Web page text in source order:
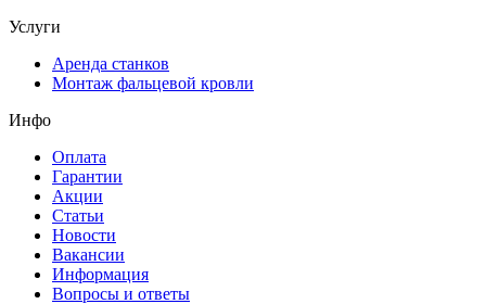
Услуги
Аренда станков
Монтаж фальцевой кровли
Инфо
Оплата
Гарантии
Акции
Статьи
Новости
Вакансии
Информация
Вопросы и ответы